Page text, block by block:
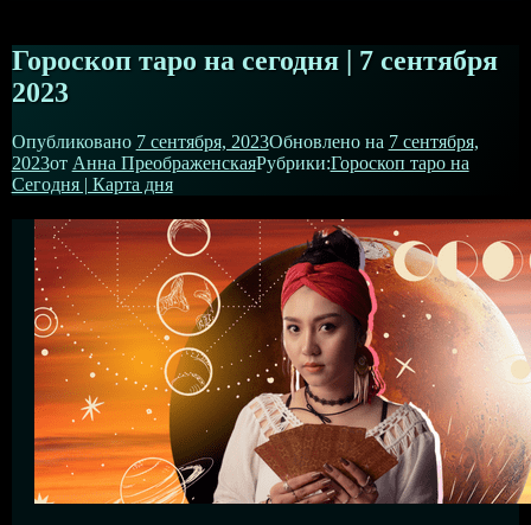
Гороскоп таро на сегодня | 7 сентября
2023
Опубликовано 7 сентября, 2023Обновлено на 7 сентября,
2023от Анна ПреображенскаяРубрики:Гороскоп таро на
Сегодня | Карта дня